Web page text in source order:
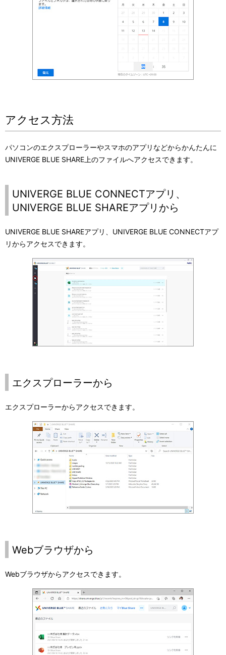
アクセス方法
パソコンのエクスプローラーやスマホのアプリなどからかんたんに
UNIVERGE BLUE SHARE 上のファイルへアクセスできます。
UNIVERGE BLUE CONNECTアプリ、
UNIVERGE BLUE SHAREアプリから
UNIVERGE BLUE SHAREアプリ、 UNIVERGE BLUE CONNECTアプ
リからアクセスできます。
エクスプローラーから
エクスプローラーからアクセスできます。
Webブラウザから
Webブラウザからアクセスできます。